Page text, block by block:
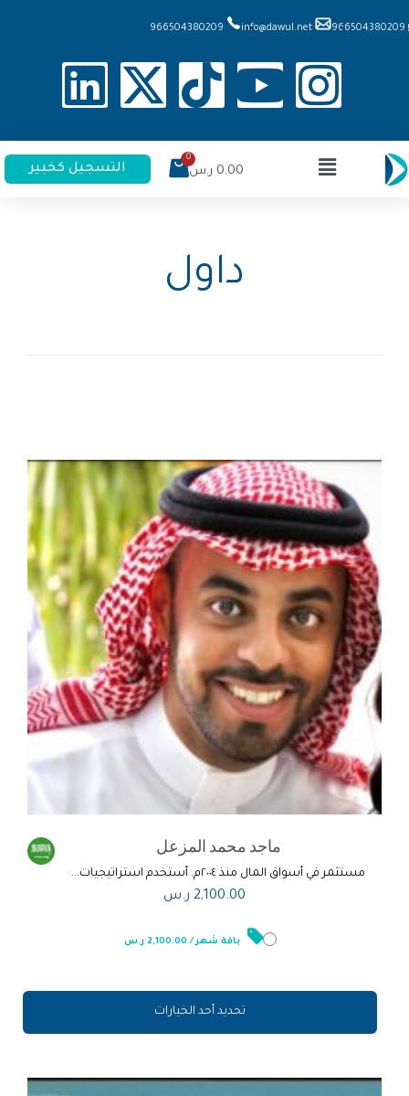
966504380209
info@dawul.net
966504380209
0.00 ر.س التسجيل كخبير
داول
ماجد محمد المزعل
مستثمر في أسواق المال منذ ٢٠٠٤م. أستخدم استراتيجيات...
2,100.00 ر.س
باقة شهر / 2,100.00 ر.س
تحديد أحد الخيارات